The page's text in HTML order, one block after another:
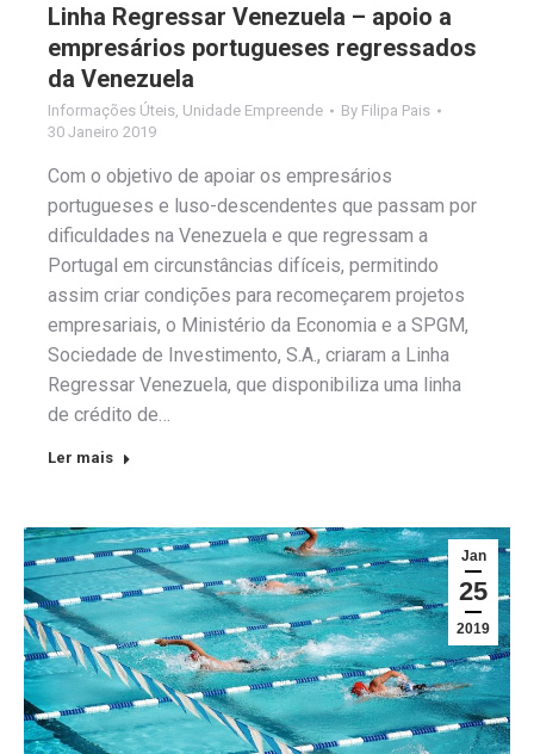
Linha Regressar Venezuela – apoio a
empresários portugueses regressados
da Venezuela
Informações Úteis Unidade Empreende By Filipa Pais
30 Janeiro 2019
Com o objetivo de apoiar os empresários
portugueses e luso-descendentes que passam por
dificuldades na Venezuela e que regressam a
Portugal em circunstâncias difíceis, permitindo
assim criar condições para recomeçarem projetos
empresariais, o Ministério da Economia e a SPGM,
Sociedade de Investimento, S.A., criaram a Linha
Regressar Venezuela, que disponibiliza uma linha
de crédito de…
Ler mais
Jan
25
2019